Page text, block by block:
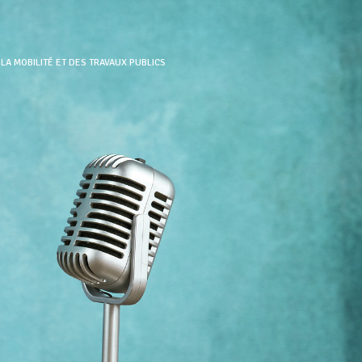
MOBILITÉ ET DES TRAVAUX PUBLICS